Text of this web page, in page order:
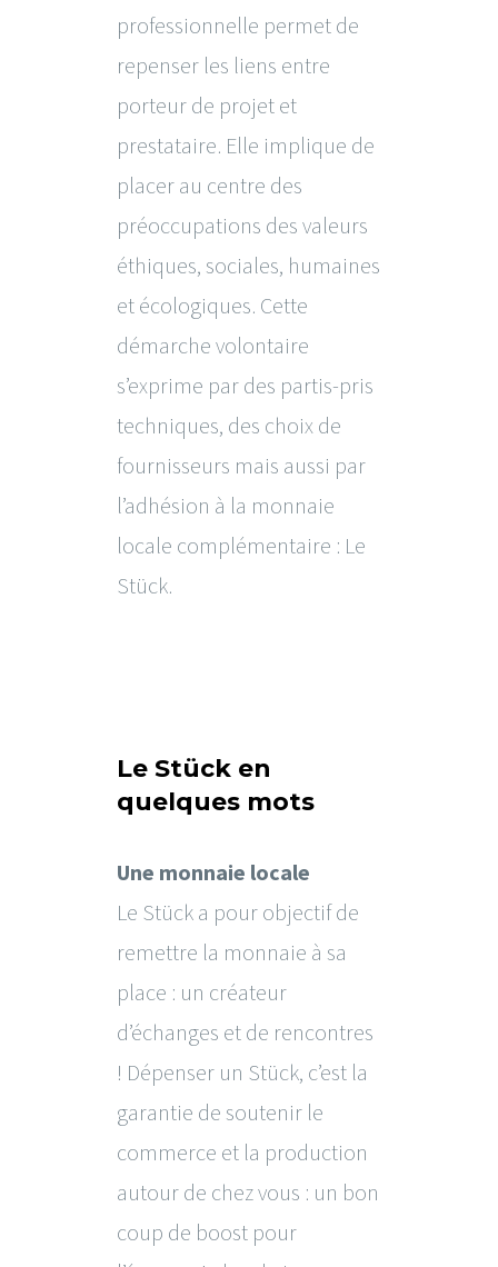
professionnelle permet de
repenser les liens entre
porteur de projet et
prestataire. Elle implique de
placer au centre des
préoccupations des valeurs
éthiques, sociales, humaines
et écologiques. Cette
démarche volontaire
s’exprime par des partis-pris
techniques, des choix de
fournisseurs mais aussi par
l’adhésion à la monnaie
locale complémentaire : Le
Stück.
Le Stück en
quelques mots
Une monnaie locale
Le Stück a pour objectif de
remettre la monnaie à sa
place : un créateur
d’échanges et de rencontres
! Dépenser un Stück, c’est la
garantie de soutenir le
commerce et la production
autour de chez vous : un bon
coup de boost pour